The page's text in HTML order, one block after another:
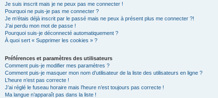
Je suis inscrit mais je ne peux pas me connecter !
Pourquoi ne puis-je pas me connecter ?
Je m’étais déjà inscrit par le passé mais ne peux à présent plus me connecter ?!
J’ai perdu mon mot de passe !
Pourquoi suis-je déconnecté automatiquement ?
À quoi sert « Supprimer les cookies » ?
Préférences et paramètres des utilisateurs
Comment puis-je modifier mes paramètres ?
Comment puis-je masquer mon nom d’utilisateur de la liste des utilisateurs en ligne ?
L’heure n’est pas correcte !
J’ai réglé le fuseau horaire mais l’heure n’est toujours pas correcte !
Ma langue n’apparaît pas dans la liste !